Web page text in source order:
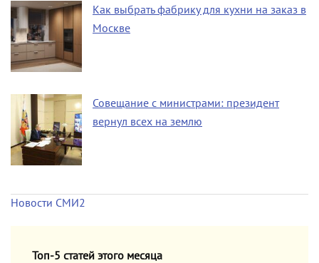
Как выбрать фабрику для кухни на заказ в
Москве
Совещание с министрами: президент
вернул всех на землю
Новости СМИ2
Топ-5 статей этого месяца